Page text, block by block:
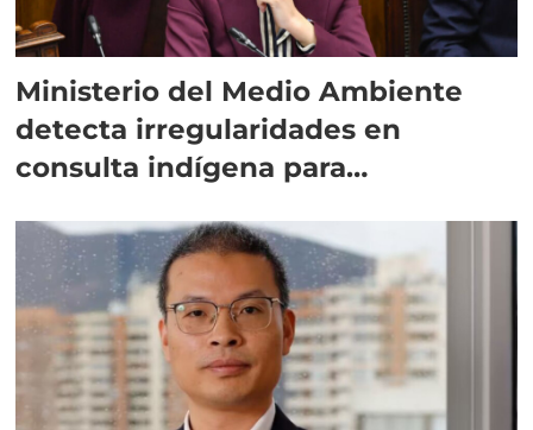
Ministerio del Medio Ambiente
detecta irregularidades en
consulta indígena para